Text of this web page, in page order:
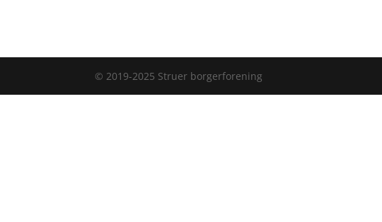
© 2019-2025 Struer borgerforening